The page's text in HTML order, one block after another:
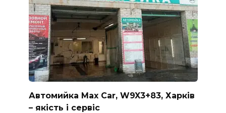
Автомийка Max Car, W9X3+83, Харків
– якість і сервіс